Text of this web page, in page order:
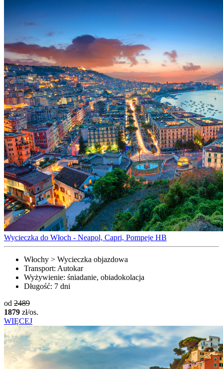
Wycieczka do Włoch - Neapol, Capri, Pompeje HB
Włochy > Wycieczka objazdowa
Transport: Autokar
Wyżywienie: śniadanie, obiadokolacja
Długość: 7 dni
od 2489
1879 zł/os.
WIĘCEJ